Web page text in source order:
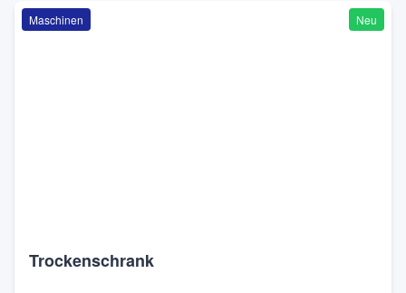
Maschinen Neu
Trockenschrank